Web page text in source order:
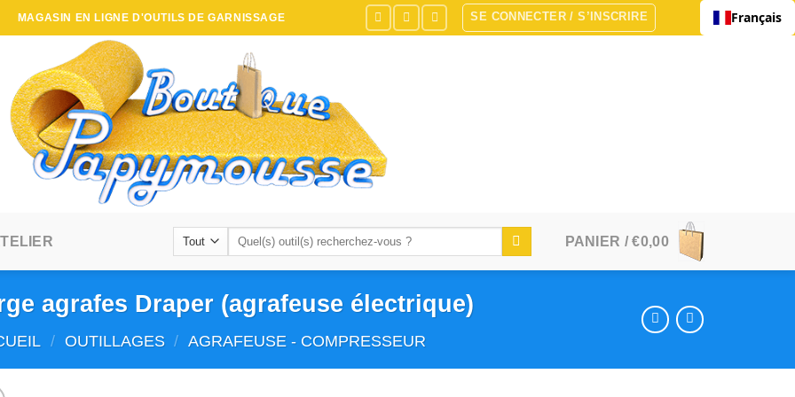
MAGASIN EN LIGNE D'OUTILS DE GARNISSAGE SE CONNECTER / S’INSCRIRE Français
Recherche
pour :
PANIER /€0,00
agrafes Draper (agrafeuse électrique)
/ OUTILLAGES / AGRAFEUSE - COMPRESSEUR